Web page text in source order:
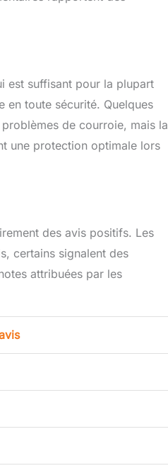
est suffisant pour la plupart
en toute sécurité. Quelques
de courroie, mais la
une protection optimale lors
des avis positifs. Les
certains signalent des
attribuées par les